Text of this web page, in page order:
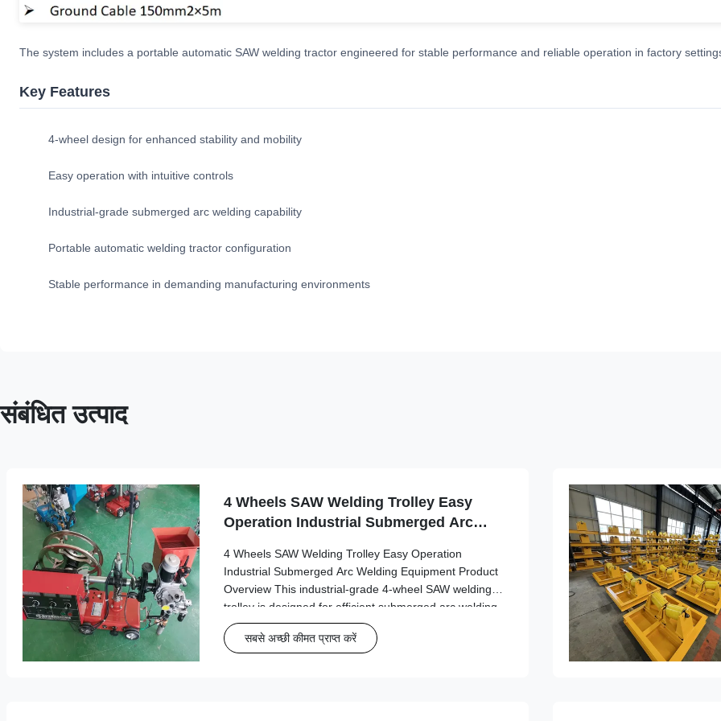
The system includes a portable automatic SAW welding tractor engineered for stable performance and reliable operation in factory
Key Features
4-wheel design for enhanced stability and mobility
Easy operation with intuitive controls
Industrial-grade submerged arc welding capability
Portable automatic welding tractor configuration
Stable performance in demanding manufacturing environments
संबंधित उत्पाद
4 Wheels SAW Welding Trolley Easy
Operation Industrial Submerged Arc
4 Wheels SAW Welding Trolley Easy Operation
Industrial Submerged Arc Welding Equipment Product
Overview This industrial-grade 4-wheel SAW welding
trolley is designed for efficient submerged arc welding
operations with exceptional stability and ease of use in
demanding manufacturing environments. ...
सबसे अच्छी कीमत प्राप्त करें